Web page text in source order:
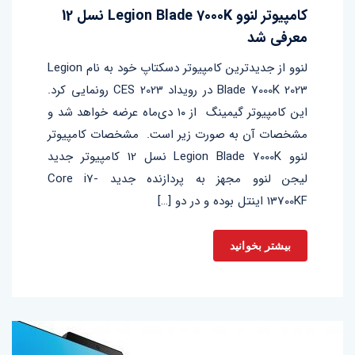
کامپیوتر لنوو Legion Blade 7000K نسل 12
معرفی شد
لنوو از جدیدترین کامپیوتر دسکتاپ خود به نام Legion
Blade 7000K 2023 در رویداد CES 2023 رونمایی کرد.
این کامپیوتر گیمینگ از ۱۰ دی‌ماه عرضه خواهد شد و
مشخصات آن به صورت زیر است. ‌ مشخصات کامپیوتر
لنوو Legion Blade 7000K نسل 12 کامپیوتر جدید
لیجن لنوو مجهز به پردازنده جدید Core i7-
13700KF اینتل بوده و در دو […]
بیشتر بخوانید